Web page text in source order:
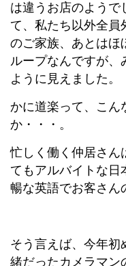
は違うお店のようで
て、私たち以外全員
のご家族、あとはほ
ループなんですが、
ように見えました。
かに道楽って、こん
か・・・。
忙しく働く仲居さん
てもアルバイトな日
暢な英語でお客さん
そう言えば、今年初
緒だったカメラマン